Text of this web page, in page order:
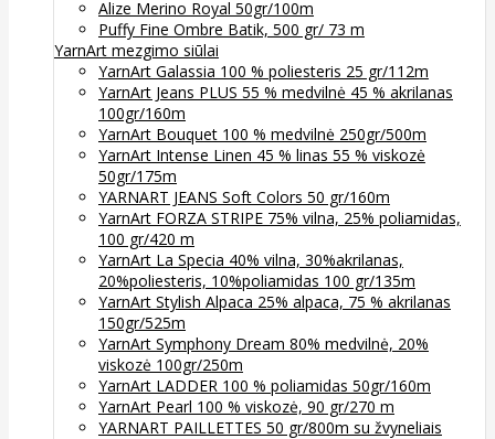
Alize Merino Royal 50gr/100m
Puffy Fine Ombre Batik, 500 gr/ 73 m
YarnArt mezgimo siūlai
YarnArt Galassia 100 % poliesteris 25 gr/112m
YarnArt Jeans PLUS 55 % medvilnė 45 % akrilanas
100gr/160m
YarnArt Bouquet 100 % medvilnė 250gr/500m
YarnArt Intense Linen 45 % linas 55 % viskozė
50gr/175m
YARNART JEANS Soft Colors 50 gr/160m
YarnArt FORZA STRIPE 75% vilna, 25% poliamidas,
100 gr/420 m
YarnArt La Specia 40% vilna, 30%akrilanas,
20%poliesteris, 10%poliamidas 100 gr/135m
YarnArt Stylish Alpaca 25% alpaca, 75 % akrilanas
150gr/525m
YarnArt Symphony Dream 80% medvilnė, 20%
viskozė 100gr/250m
YarnArt LADDER 100 % poliamidas 50gr/160m
YarnArt Pearl 100 % viskozė, 90 gr/270 m
YARNART PAILLETTES 50 gr/800m su žvyneliais